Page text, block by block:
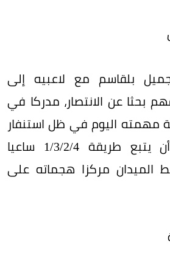
بلقاسم مع لاعبيه إلى
بحثا عن الانتصار، مدركا في
مهمته اليوم في ظل استنفار
الفرسان، ويتوقع أن يتبع طريقة 4/‏2/‏3/‏1 ساعيا
مركزا هجماته على